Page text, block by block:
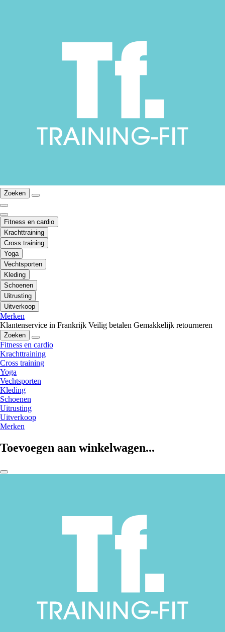
Zoeken
Fitness en cardio
Krachttraining
Cross training
Yoga
Vechtsporten
Kleding
Schoenen
Uitrusting
Uitverkoop
Merken
Klantenservice in Frankrijk Veilig betalen Gemakkelijk retourneren
Zoeken
Fitness en cardio
Krachttraining
Cross training
Yoga
Vechtsporten
Kleding
Schoenen
Uitrusting
Uitverkoop
Merken
Toevoegen aan winkelwagen...